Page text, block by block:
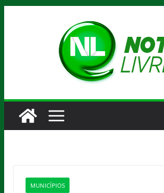
MUNICÍPIOS